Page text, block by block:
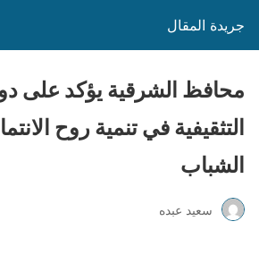
جريدة المقال
محافظ الشرقية يؤكد على
التثقيفية في تنمية روح
الشباب
سعيد عبده